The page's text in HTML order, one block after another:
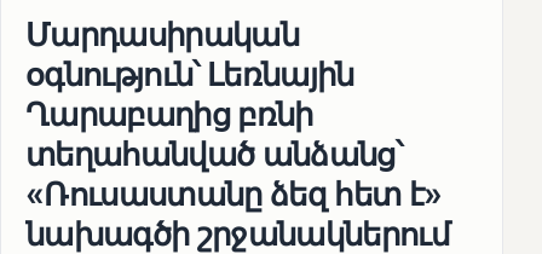
Մարդասիրական
օգնություն՝ Լեռնային
Ղարաբաղից բռնի
տեղահանված անձանց՝
«Ռուսաստանը ձեզ հետ է»
նախագծի շրջանակներում